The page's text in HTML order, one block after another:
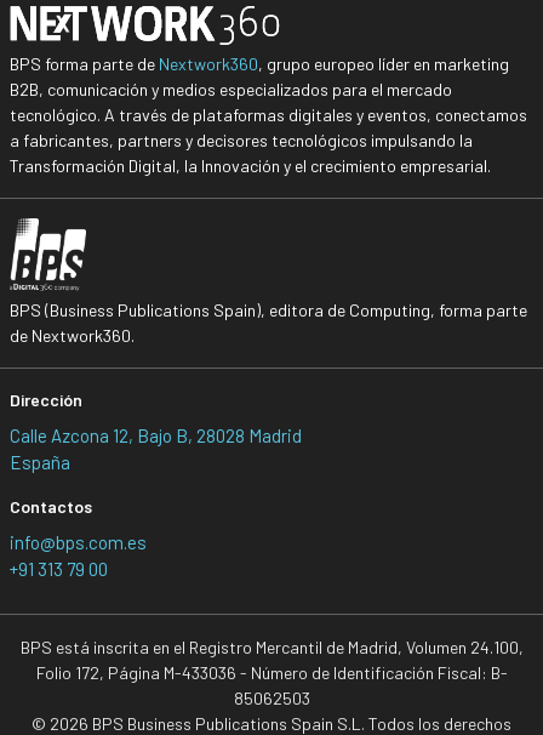
BPS forma parte de Nextwork360, grupo europeo líder en marketing
B2B, comunicación y medios especializados para el mercado
tecnológico. A través de plataformas digitales y eventos, conectamos
a fabricantes, partners y decisores tecnológicos impulsando la
Transformación Digital, la Innovación y el crecimiento empresarial.
BPS (Business Publications Spain), editora de Computing, forma parte
de Nextwork360.
Dirección
Calle Azcona 12, Bajo B, 28028 Madrid
España
Contactos
info@bps.com.es
+91 313 79 00
BPS está inscrita en el Registro Mercantil de Madrid, Volumen 24.100,
Folio 172, Página M-433036 - Número de Identificación Fiscal: B-
85062503
© 2026 BPS Business Publications Spain S.L. Todos los derechos